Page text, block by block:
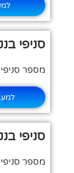
סניפי
מספר סניפי
סניפי
מספר סניפי